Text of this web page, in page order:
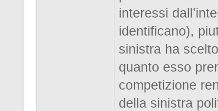
interessi
identificano),
sinistra ha
quanto esso
competizione
della sinistra